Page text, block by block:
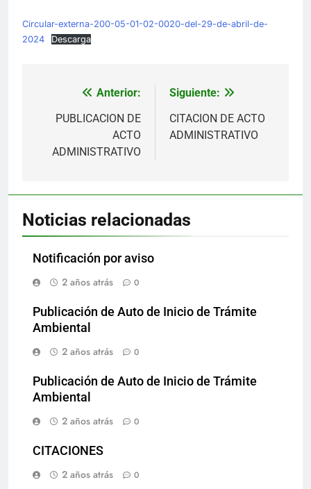
Circular-externa-200-05-01-02-0020-del-29-de-abril-de-
2024
Descarga
Navegación
entradas
Anterior:
PUBLICACION DE
ACTO
ADMINISTRATIVO
Siguiente:
CITACION DE ACTO
ADMINISTRATIVO
Noticias relacionadas
Notificación por aviso
2 años atrás
0
Publicación de Auto de Inicio de Trámite
Ambiental
2 años atrás
0
Publicación de Auto de Inicio de Trámite
Ambiental
2 años atrás
0
CITACIONES
2 años atrás
0